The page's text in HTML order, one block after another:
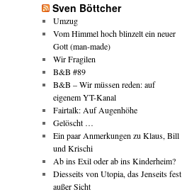
Sven Böttcher
Umzug
Vom Himmel hoch blinzelt ein neuer
Gott (man-made)
Wir Fragilen
B&B #89
B&B – Wir müssen reden: auf
eigenem YT-Kanal
Fairtalk: Auf Augenhöhe
Gelöscht …
Ein paar Anmerkungen zu Klaus, Bill
und Krischi
Ab ins Exil oder ab ins Kinderheim?
Diesseits von Utopia, das Jenseits fest
außer Sicht